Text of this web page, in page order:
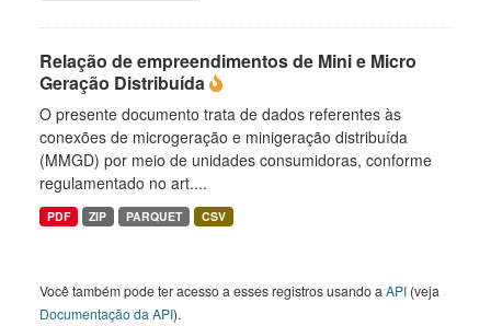
Relação de empreendimentos de Mini e Micro
Geração Distribuída
O presente documento trata de dados referentes às
conexões de microgeração e minigeração distribuída
(MMGD) por meio de unidades consumidoras, conforme
regulamentado no art....
PDF ZIP PARQUET CSV
Você também pode ter acesso a esses registros usando a API (veja
Documentação da API).